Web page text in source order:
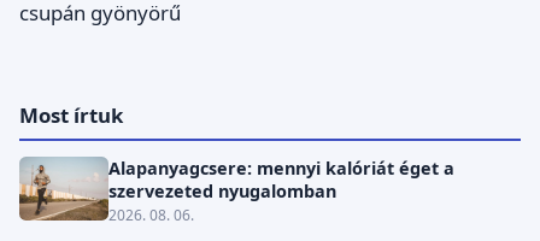
csupán gyönyörű
Most írtuk
Alapanyagcsere: mennyi kalóriát éget a
szervezeted nyugalomban
2026. 08. 06.